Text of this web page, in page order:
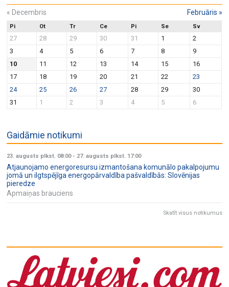
N
a
v
g
a
t
n
t
i
o
n
« Decembris Februāris »
Pi Ot Tr Ce Pi Se Sv
27 28 29 30 31 1
2
3
4 5 6 7 8
9
10
11 12 13 14 15
16
17
18 19 20 21 22
23
24
25 26 27 28 29
30
31
1 2 3 4 5 6
Gaidāmie notikumi
23. augusts plkst. 08:00- 27. augusts plkst. 17:00
Atjaunojamo energoresursu izmantošana komunālo pakalpojumu
jomā un ilgtspējīga energopārvaldība pašvaldībās: Slovēnijas
pieredze
Apmaiņas brauciens
Skatīt visus notikumus